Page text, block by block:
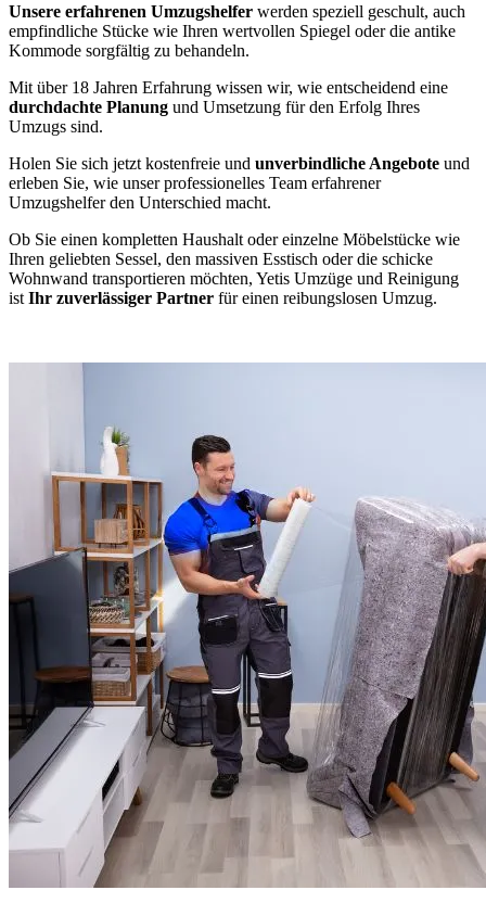
Unsere erfahrenen Umzugshelfer werden speziell geschult, auch
empfindliche Stücke wie Ihren wertvollen Spiegel oder die antike
Kommode sorgfältig zu behandeln.
Mit über 18 Jahren Erfahrung wissen wir, wie entscheidend eine
durchdachte Planung und Umsetzung für den Erfolg Ihres
Umzugs sind.
Holen Sie sich jetzt kostenfreie und unverbindliche Angebote und
erleben Sie, wie unser professionelles Team erfahrener
Umzugshelfer den Unterschied macht.
Ob Sie einen kompletten Haushalt oder einzelne Möbelstücke wie
Ihren geliebten Sessel, den massiven Esstisch oder die schicke
Wohnwand transportieren möchten, Yetis Umzüge und Reinigung
ist Ihr zuverlässiger Partner für einen reibungslosen Umzug.